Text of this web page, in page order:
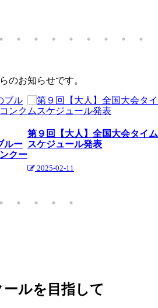
のお知らせです。
ルー
クー
第９回【大人】全国大会タイム
スケジュール発表
2025-02-11
ールを目指して